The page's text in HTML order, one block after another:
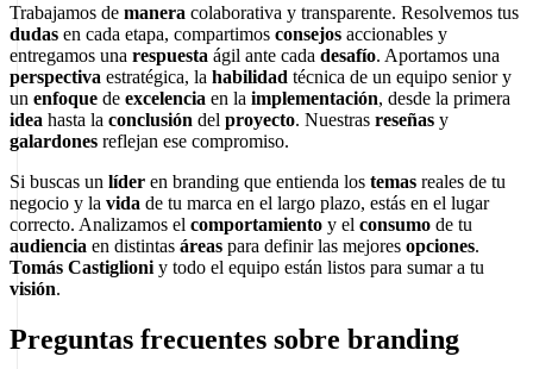
Trabajamos de manera colaborativa y transparente. Resolvemos tus
dudas en cada etapa, compartimos consejos accionables y
entregamos una respuesta ágil ante cada desafío. Aportamos una
perspectiva estratégica, la habilidad técnica de un equipo senior y
un enfoque de excelencia en la implementación, desde la primera
idea hasta la conclusión del proyecto. Nuestras reseñas y
galardones reflejan ese compromiso.
Si buscas un líder en branding que entienda los temas reales de tu
negocio y la vida de tu marca en el largo plazo, estás en el lugar
correcto. Analizamos el comportamiento y el consumo de tu
audiencia en distintas áreas para definir las mejores opciones.
Tomás Castiglioni y todo el equipo están listos para sumar a tu
visión.
Preguntas frecuentes sobre branding